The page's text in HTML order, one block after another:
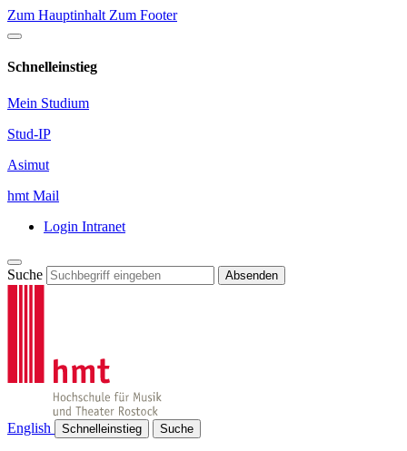
Zum Hauptinhalt Zum Footer
Schnelleinstieg
Mein Studium
Stud-IP
Asimut
hmt Mail
Login Intranet
Suche Absenden
English Schnelleinstieg Suche